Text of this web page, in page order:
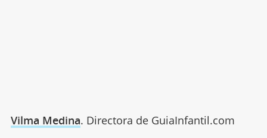
Vilma Medina. Directora de GuiaInfantil.com